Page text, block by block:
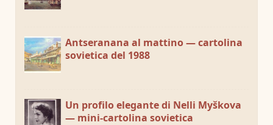
Antseranana al mattino — cartolina
sovietica del 1988
Un profilo elegante di Nelli Myškova
— mini-cartolina sovietica